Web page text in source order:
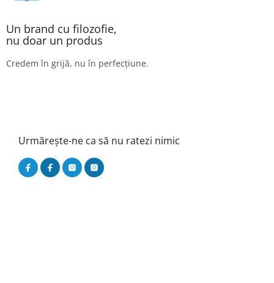
Un brand cu filozofie,
nu doar un produs
Credem în grijă, nu în perfecțiune.
Urmărește-ne ca să nu ratezi nimic